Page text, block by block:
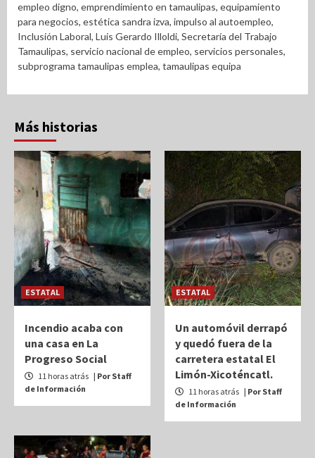
empleo digno, emprendimiento en tamaulipas, equipamiento
para negocios, estética sandra izva, impulso al autoempleo,
Inclusión Laboral, Luis Gerardo Illoldi, Secretaría del Trabajo
Tamaulipas, servicio nacional de empleo, servicios personales,
subprograma tamaulipas emplea, tamaulipas equipa
Más historias
ESTATAL
Incendio acaba con
una casa en La
Progreso Social
11 horas atrás | Por Staff
de Información
ESTATAL
Un automóvil derrapó
y quedó fuera de la
carretera estatal El
Limón-Xicoténcatl.
11 horas atrás | Por Staff
de Información